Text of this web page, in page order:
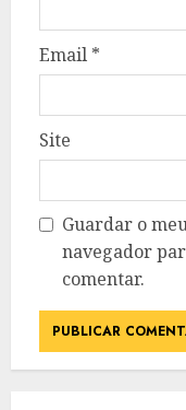
Email *
Site
Guardar o
navegador
comentar.